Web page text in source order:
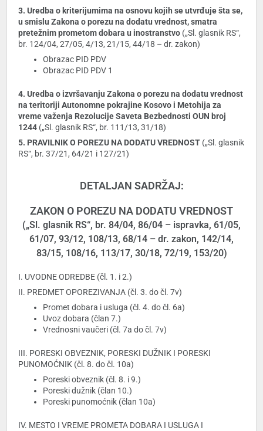
3. Uredba o kriterijumima na osnovu kojih se utvrđuje šta se,
u smislu Zakona o porezu na dodatu vrednost, smatra
pretežnim prometom dobara u inostranstvo („Sl. glasnik RS“,
br. 124/04, 27/05, 4/13, 21/15, 44/18 – dr. zakon)
Obrazac PID PDV
Obrazac PID PDV 1
4. Uredba o izvršavanju Zakona o porezu na dodatu vrednost
na teritoriji Autonomne pokrajine Kosovo i Metohija za
vreme važenja Rezolucije Saveta Bezbednosti OUN broj
1244 („Sl. glasnik RS“, br. 111/13, 31/18)
5. PRAVILNIK O POREZU NA DODATU VREDNOST („Sl. glasnik
RS“, br. 37/21, 64/21 i 127/21)
DETALJAN SADRŽAJ:
ZAKON O POREZU NA DODATU VREDNOST
(„Sl. glasnik RS“, br. 84/04, 86/04 – ispravka, 61/05,
61/07, 93/12, 108/13, 68/14 – dr. zakon, 142/14,
83/15, 108/16, 113/17, 30/18, 72/19, 153/20)
I. UVODNE ODREDBE (čl. 1. i 2.)
II. PREDMET OPOREZIVANJA (čl. 3. do čl. 7v)
Promet dobara i usluga (čl. 4. do čl. 6a)
Uvoz dobara (član 7.)
Vrednosni vaučeri (čl. 7a do čl. 7v)
III. PORESKI OBVEZNIK, PORESKI DUŽNIK I PORESKI
PUNOMOĆNIK (čl. 8. do čl. 10a)
Poreski obveznik (čl. 8. i 9.)
Poreski dužnik (član 10.)
Poreski punomoćnik (član 10a)
IV. MESTO I VREME PROMETA DOBARA I USLUGA I